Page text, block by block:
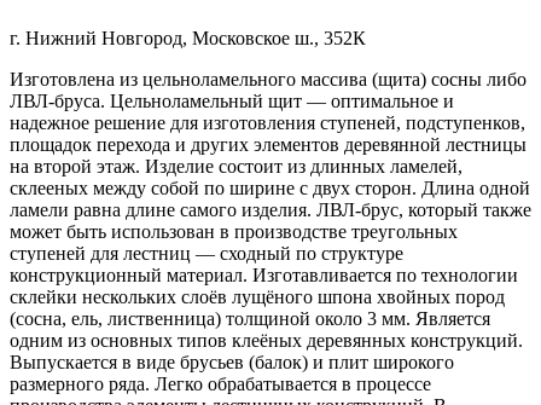
г. Нижний Новгород, Московское ш., 352К
Изготовлена из цельноламельного массива (щита) сосны либо
ЛВЛ-бруса. Цельноламельный щит — оптимальное и
надежное решение для изготовления ступеней, подступенков,
площадок перехода и других элементов деревянной лестницы
на второй этаж. Изделие состоит из длинных ламелей,
склееных между собой по ширине с двух сторон. Длина одной
ламели равна длине самого изделия. ЛВЛ-брус, который также
может быть использован в производстве треугольных
ступеней для лестниц — сходный по структуре
конструкционный материал. Изготавливается по технологии
склейки нескольких слоёв лущёного шпона хвойных пород
(сосна, ель, лиственница) толщиной около 3 мм. Является
одним из основных типов клеёных деревянных конструкций.
Выпускается в виде брусьев (балок) и плит широкого
размерного ряда. Легко обрабатывается в процессе